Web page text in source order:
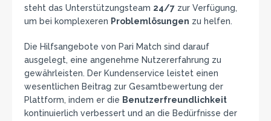
steht das Unterstützungsteam 24/7 zur Verfügung,
um bei komplexeren Problemlösungen zu helfen.
Die Hilfsangebote von Pari Match sind darauf
ausgelegt, eine angenehme Nutzererfahrung zu
gewährleisten. Der Kundenservice leistet einen
wesentlichen Beitrag zur Gesamtbewertung der
Plattform, indem er die Benutzerfreundlichkeit
kontinuierlich verbessert und an die Bedürfnisse der